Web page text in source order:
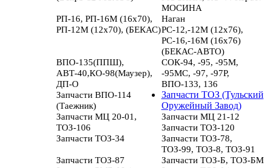
МОСИНА
РП-16, РП-16М (16х70),
РП-12М (12х70), (БЕКАС)
Наган
РС-12,-12М (12х76),
РС-16,-16М (16х76)
(БЕКАС-АВТО)
ВПО-135(ППШ),
АВТ-40,КО-98(Маузер),
ДП-О
СОК-94, -95, -95М,
-95МС, -97, -97Р,
ВПО-133, 136
Запчасти ВПО-114
(Таежник)
Запчасти ТОЗ (Тульский
Оружейный Завод)
Запчасти МЦ 20-01,
ТОЗ-106
Запчасти МЦ 21-12
Запчасти ТОЗ-120
Запчасти ТОЗ-34
Запчасти ТОЗ-78,
ТОЗ-99, ТОЗ-8, ТОЗ-91
Запчасти ТОЗ-87
Запчасти ТОЗ-Б, ТОЗ-БМ